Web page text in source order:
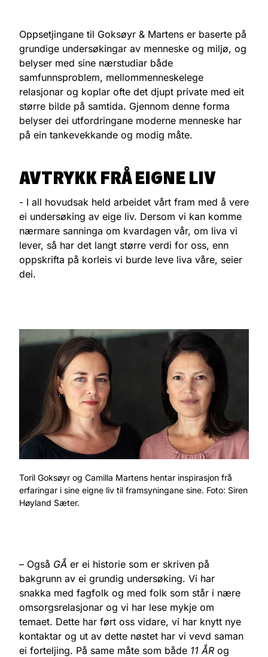
Oppsetjingane til Goksøyr & Martens er baserte på
grundige undersøkingar av menneske og miljø, og
belyser med sine nærstudiar både
samfunnsproblem, mellommenneskelege
relasjonar og koplar ofte det djupt private med eit
større bilde på samtida. Gjennom denne forma
belyser dei utfordringane moderne menneske har
på ein tankevekkande og modig måte.
AVTRYKK FRÅ EIGNE LIV
- I all hovudsak held arbeidet vårt fram med å vere
ei undersøking av eige liv. Dersom vi kan komme
nærmare sanninga om kvardagen vår, om liva vi
lever, så har det langt større verdi for oss, enn
oppskrifta på korleis vi burde leve liva våre, seier
dei.
Toril Goksøyr og Camilla Martens hentar inspirasjon frå
erfaringar i sine eigne liv til framsyningane sine. Foto: Siren
Høyland Sæter.
– Også GÅ er ei historie som er skriven på
bakgrunn av ei grundig undersøking. Vi har
snakka med fagfolk og med folk som står i nære
omsorgsrelasjonar og vi har lese mykje om
temaet. Dette har ført oss vidare, vi har knytt nye
kontaktar og ut av dette nøstet har vi vevd saman
ei forteljing. På same måte som både 11 ÅR og